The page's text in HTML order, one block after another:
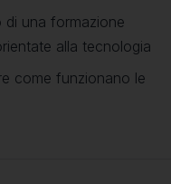
di una formazione
alla tecnologia
come funzionano le